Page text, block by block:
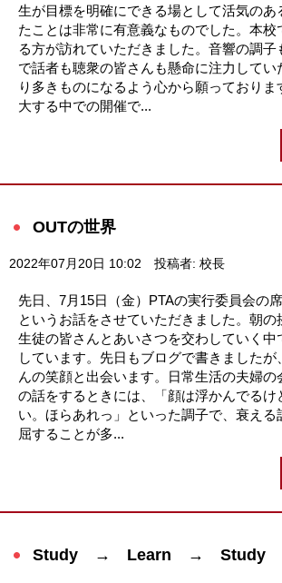
生が目標を明確にできる場として活気のあ
たことは非常に有意義なものでした。本校
る方が訪れていただきました。音響の調子
で話者も聴衆の皆さんも懸命に注力してい
り多きものになるよう心から願っておりま
大する中での開催で...
OUTの世界
2022年07月20日 10:02 投稿者: 校長
先日、7月15日（金）PTAの実行委員会の
というお話をさせていただきました。朝の
生徒の皆さんとあいさつを交わしていく中
しています。先日もブログで書きましたが
んの笑顔と出会います。日常生活の夫婦の
の話をするときには、「顔は浮かんでるけ
い。ほらあれっ」といった調子で、衰える
屈することが多...
Study → Learn → Study